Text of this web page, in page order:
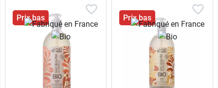
Prix bas Prix bas